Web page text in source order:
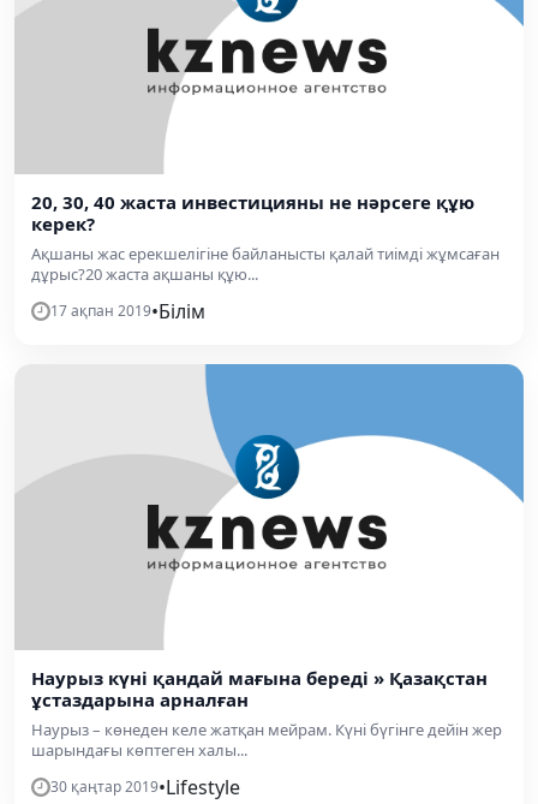
20, 30, 40 жаста инвестицияны не нәрсеге құю
керек?
Ақшаны жас ерекшелігіне байланысты қалай тиімді жұмсаған
дұрыс?20 жаста ақшаны құю...
17 ақпан 2019•Білім
Наурыз күні қандай мағына береді » Қазақстан
ұстаздарына арналған
Наурыз – көнеден келе жатқан мейрам. Күні бүгінге дейін жер
шарындағы көптеген халы...
30 қаңтар 2019•Lifestyle